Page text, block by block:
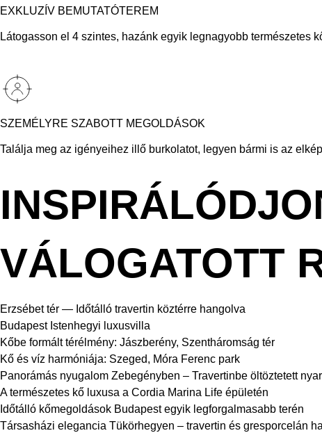
EXKLUZÍV BEMUTATÓTEREM
Látogasson el 4 szintes, hazánk egyik legnagyobb természetes
SZEMÉLYRE SZABOTT MEGOLDÁSOK
Találja meg az igényeihez illő burkolatot, legyen bármi is az
VÁLOGATOTT
Erzsébet tér — Időtálló travertin köztérre hangolva
Budapest Istenhegyi luxusvilla
Kőbe formált térélmény: Jászberény, Szentháromság tér
Kő és víz harmóniája: Szeged, Móra Ferenc park
Panorámás nyugalom Zebegényben – Travertinbe öltöztetett
A természetes kő luxusa a Cordia Marina Life épületén
Időtálló kőmegoldások Budapest egyik legforgalmasabb terén
Társasházi elegancia Tükörhegyen – travertin és gresporcelán